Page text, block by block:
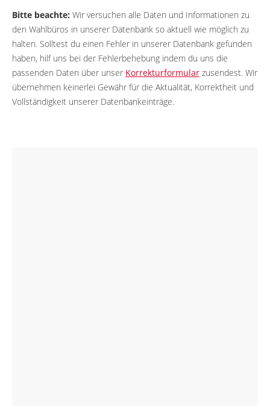
Bitte beachte: Wir versuchen alle Daten und Informationen zu
den Wahlbüros in unserer Datenbank so aktuell wie möglich zu
halten. Solltest du einen Fehler in unserer Datenbank gefunden
haben, hilf uns bei der Fehlerbehebung indem du uns die
passenden Daten über unser Korrekturformular zusendest. Wir
übernehmen keinerlei Gewähr für die Aktualität, Korrektheit und
Vollständigkeit unserer Datenbankeinträge.